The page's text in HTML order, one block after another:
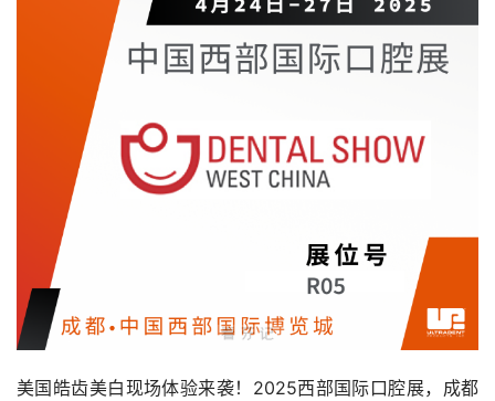
美国皓齿美白现场体验来袭！2025西部国际口腔展，成都